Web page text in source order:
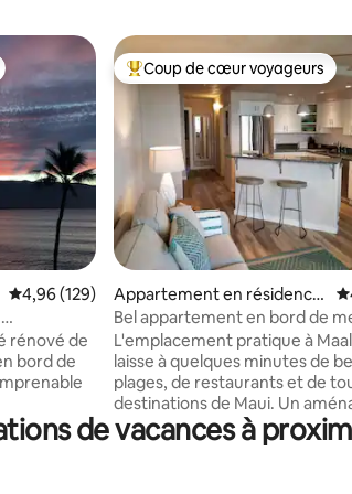
: 4,91 sur 5
plus appréciés
Évaluation moyenne sur la base de 129
4,96 (129)
rénové !
rénové de
bord de
Profitez
depuis
Coups de cœur voyageurs les
Coup de cœur voyageurs
Appartement en résidence
⋅ Wailuku
Bel appartement en bord de
Superbe vue, climatisation, Wi-
L'emplacement pratique à
laisse à quelques minutes de
plages, de restaurants et de
destinations de Maui. Un aménagement
ouvert composé de 1 chambre
de bain donne une sensation
de vacances à